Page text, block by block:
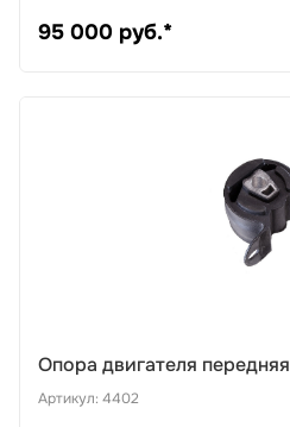
95 000 руб.*
Опора двигателя передняя
Артикул: 4402